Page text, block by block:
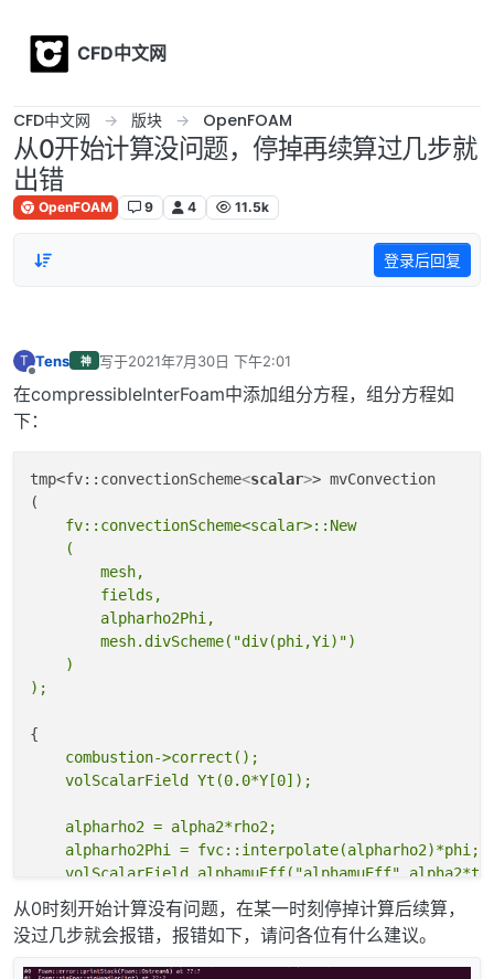
CFD中文网
CFD中文网 版块 OpenFOAM
从0开始计算没问题，停掉再续算过几步就
出错
OpenFOAM 9 4 11.5k
登录后回复
T Tens 神 写于2021年7月30日 下午2:01
最后由 编辑
在compressibleInterFoam中添加组分方程，组分方程如
下：
tmp<fv::convectionScheme<scalar>> mvConvection
    fv::convectionScheme<scalar>::New
    (
        mesh,
        fields,
        alpharho2Phi,
        mesh.divScheme("div(phi,Yi)")
    )
    combustion->correct();
    alpharho2 = alpha2*rho2;
    alpharho2Phi = fvc::interpolate(alpharho2)*phi;
    forAll(Y, i)
    {
if (i != inertIndex &&
从0时刻开始计算没有问题，在某一时刻停掉计算后续算，
没过几步就会报错，报错如下，请问各位有什么建议。